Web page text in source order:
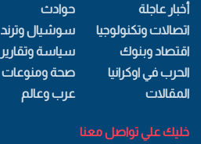
أخبار عاجلة
اتصالات وتكنولوجيا
اقتصاد وبنوك
الحرب في اوكرانيا
المقالات
حوادث
سوشيال وترند
سياسة وتقارير
صحة ومنوعات
عرب وعالم
خليك علي تواصل معنا